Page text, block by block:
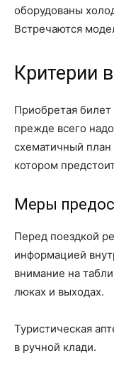
оборудованы
Встречаются
Критерии
Приобретая билет
прежде всего
схематичный план
котором
Меры
Перед поездкой
информацией
внимание на
люках и выходах.
Туристическая
в ручной клади.